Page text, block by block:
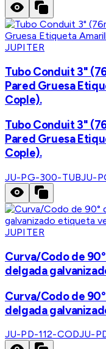
JUPITER
Tubo Conduit 3"
Pared Gruesa
Cople).
Tubo Conduit 3"
Pared Gruesa
Cople).
JU-PG-300-TUBJU-
JUPITER
Curva/Codo de
delgada
Curva/Codo de
delgada
JU-PD-112-CODJU-